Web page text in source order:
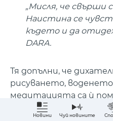
„Мисля, че свърши
Наистина се
където и да
DARA.
Тя допълни, че
рисуването,
медитацията са ѝ
балансирана“.
Новини Чуй новините